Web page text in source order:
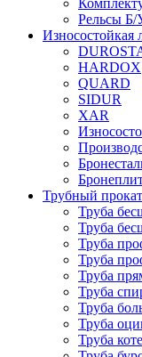
Рельсы Б/
Износостойкая
HARDOX
QUARD
SIDUR
XAR
Трубный прокат
Труба
Труба
Труба
Труба
Труба
Труба
Труба
Труба
Труба